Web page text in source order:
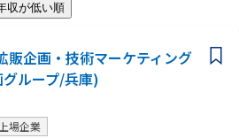
収が低い順
販企画・技術マーケティング
ループ/兵庫)
場企業